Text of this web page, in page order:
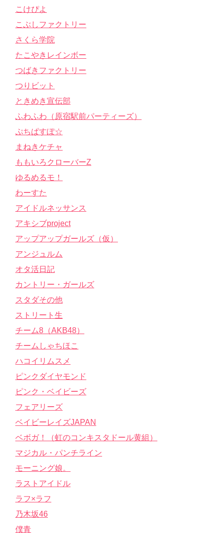
こけぴよ
こぶしファクトリー
さくら学院
たこやきレインボー
つばきファクトリー
つりビット
ときめき宣伝部
ふわふわ（原宿駅前パーティーズ）
ぷちぱすぽ☆
まねきケチャ
ももいろクローバーZ
ゆるめるモ！
わーすた
アイドルネッサンス
アキシブproject
アップアップガールズ（仮）
アンジュルム
オタ活日記
カントリー・ガールズ
スタダその他
ストリート生
チーム8（AKB48）
チームしゃちほこ
ハコイリムスメ
ピンクダイヤモンド
ピンク・ベイビーズ
フェアリーズ
ベイビーレイズJAPAN
ベボガ！（虹のコンキスタドール黄組）
マジカル・パンチライン
モーニング娘。
ラストアイドル
ラフ×ラフ
乃木坂46
僕青